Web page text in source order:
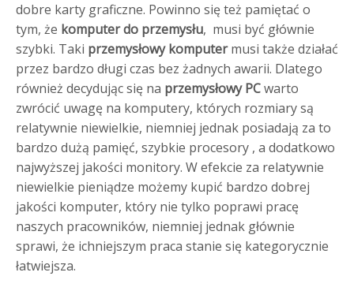
dobre karty graficzne. Powinno się też pamiętać o
tym, że komputerdo przemysłu, musi być głównie
szybki. Taki przemysłowykomputermusi także działać
przez bardzo długi czas bez żadnych awarii. Dlatego
również decydując się na przemysłowyPCwarto
zwrócić uwagę na komputery, których rozmiary są
relatywnie niewielkie, niemniej jednak posiadają za to
bardzo dużą pamięć, szybkie procesory , a dodatkowo
najwyższej jakości monitory. W efekcie za relatywnie
niewielkie pieniądze możemy kupić bardzo dobrej
jakości komputer, który nie tylko poprawi pracę
naszych pracowników, niemniej jednak głównie
sprawi, że ichniejszym praca stanie się kategorycznie
łatwiejsza.